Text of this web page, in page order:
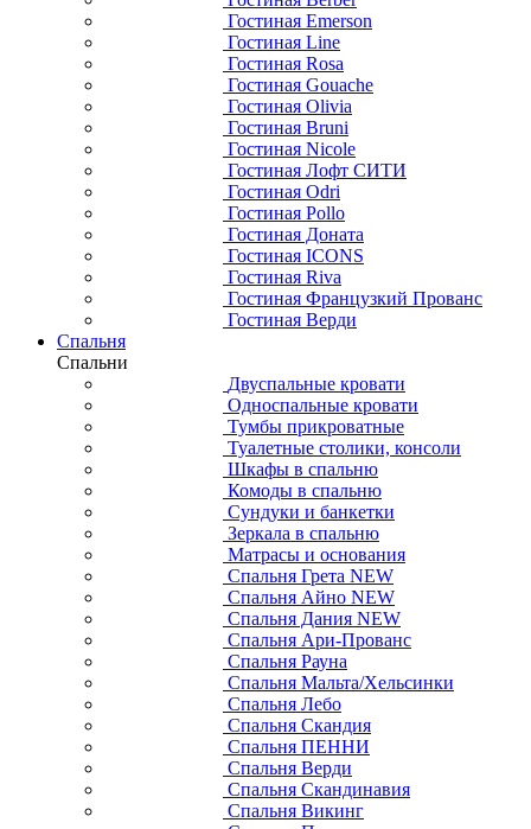
Гостиная Emerson
Гостиная Line
Гостиная Rosa
Гостиная Gouache
Гостиная Olivia
Гостиная Bruni
Гостиная Nicole
Гостиная Лофт СИТИ
Гостиная Odri
Гостиная Pollo
Гостиная Доната
Гостиная ICONS
Гостиная Riva
Гостиная Французкий Прованс
Гостиная Верди
Спальня
Спальни
Двуспальные кровати
Односпальные кровати
Тумбы прикроватные
Туалетные столики, консоли
Шкафы в спальню
Комоды в спальню
Сундуки и банкетки
Зеркала в спальню
Матрасы и основания
Спальня Грета NEW
Спальня Айно NEW
Спальня Дания NEW
Спальня Ари-Прованс
Спальня Рауна
Спальня Мальта/Хельсинки
Спальня Лебо
Спальня Скандия
Спальня ПЕННИ
Спальня Верди
Спальня Скандинавия
Спальня Викинг